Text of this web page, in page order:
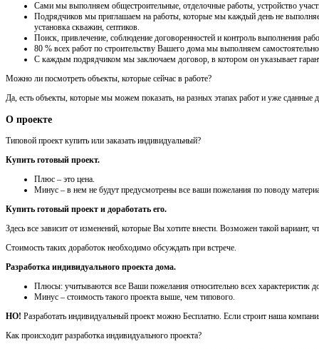
Сами мы выполняем общестроительные, отделочные работы, устройство
Подрядчиков мы приглашаем на работы, которые мы каждый день не
установка скважин, септиков.
Поиск, привлечение, соблюдение договоренностей и контроль выполнения
80 % всех работ по строительству Вашего дома мы выполняем
С каждым подрядчиком мы заключаем договор, в котором он указывает
Можно ли посмотреть объекты, которые сейчас в работе?
Да, есть объекты, которые мы можем показать, на разных этапах работ и уже сданные
О проекте
Типовой проект купить или заказать индивидуальный?
Купить готовый проект.
Плюс – это цена.
Минус – в нем не будут предусмотрены все ваши пожелания по поводу
Купить готовый проект и доработать его.
Здесь все зависит от изменений, которые Вы хотите внести. Возможен такой вариант,
Стоимость таких доработок необходимо обсуждать при встрече.
Разработка индивидуального проекта дома.
Плюсы: учитываются все Ваши пожелания относительно всех характеристик
Минус – стоимость такого проекта выше, чем типового.
НО! Разработать индивидуальный проект можно Бесплатно. Если строит наша
Как происходит разработка индивидуального проекта?